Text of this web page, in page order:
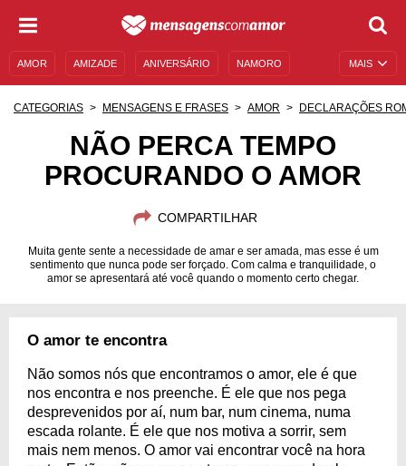
MAIS
AMOR AMIZADE ANIVERSÁRIO NAMORO
UNIVERSO FEMININO
MENSAGENS E FRASES MENSAGENS DE ANIVERSÁRIO
CATEGORIAS MENSAGENS E FRASES AMOR DECLARAÇÕES
NÃO PERCA TEMPO
PROCURANDO O AMOR
COMPARTILHAR
Muita gente sente a necessidade de amar e ser amada, mas esse é um
sentimento que nunca pode ser forçado. Com calma e tranquilidade, o
amor se apresentará até você quando o momento certo chegar.
O amor te encontra
Não somos nós que encontramos o amor, ele é que
nos encontra e nos preenche. É ele que nos pega
desprevenidos por aí, num bar, num cinema, numa
escada rolante. É ele que nos motiva a sorrir, sem
mais nem menos. O amor vai encontrar você na hora